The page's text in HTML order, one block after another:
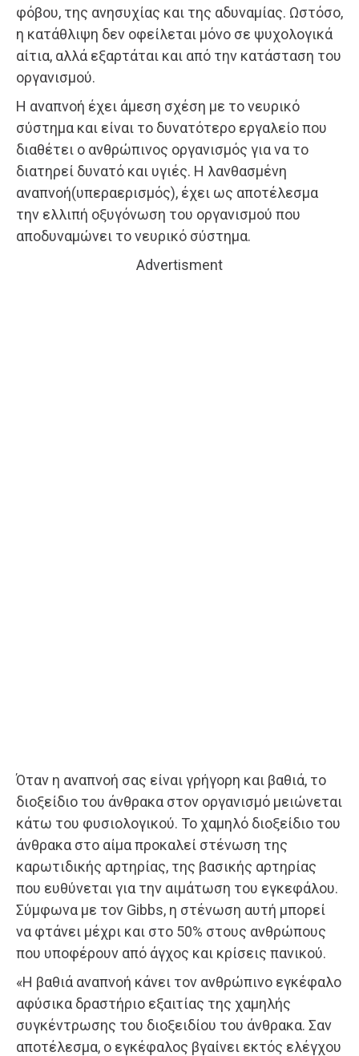
φόβου, της ανησυχίας και της αδυναμίας. Ωστόσο,
η κατάθλιψη δεν οφείλεται μόνο σε ψυχολογικά
αίτια, αλλά εξαρτάται και από την κατάσταση του
οργανισμού.
Η αναπνοή έχει άμεση σχέση με το νευρικό
σύστημα και είναι το δυνατότερο εργαλείο που
διαθέτει ο ανθρώπινος οργανισμός για να το
διατηρεί δυνατό και υγιές. Η λανθασμένη
αναπνοή(υπεραερισμός), έχει ως αποτέλεσμα
την ελλιπή οξυγόνωση του οργανισμού που
αποδυναμώνει το νευρικό σύστημα.
Advertisment
Όταν η αναπνοή σας είναι γρήγορη και βαθιά, το
διοξείδιο του άνθρακα στον οργανισμό μειώνεται
κάτω του φυσιολογικού. Το χαμηλό διοξείδιο του
άνθρακα στο αίμα προκαλεί στένωση της
καρωτιδικής αρτηρίας, της βασικής αρτηρίας
που ευθύνεται για την αιμάτωση του εγκεφάλου.
Σύμφωνα με τον Gibbs, η στένωση αυτή μπορεί
να φτάνει μέχρι και στο 50% στους ανθρώπους
που υποφέρουν από άγχος και κρίσεις πανικού.
«Η βαθιά αναπνοή κάνει τον ανθρώπινο εγκέφαλο
αφύσικα δραστήριο εξαιτίας της χαμηλής
συγκέντρωσης του διοξειδίου του άνθρακα. Σαν
αποτέλεσμα, ο εγκέφαλος βγαίνει εκτός ελέγχου